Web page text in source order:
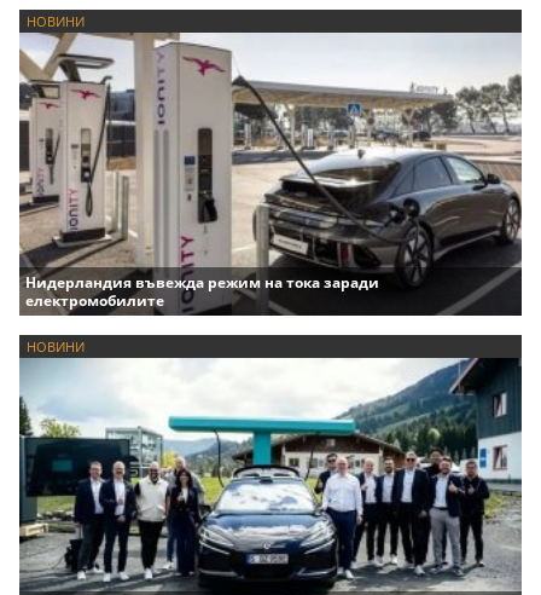
НОВИНИ
Нидерландия въвежда режим на тока заради
електромобилите
НОВИНИ